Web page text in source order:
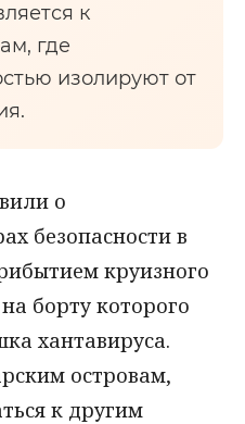
к
где
изолируют от
о
безопасности в
круизного
борту которого
хантавируса.
островам,
к другим